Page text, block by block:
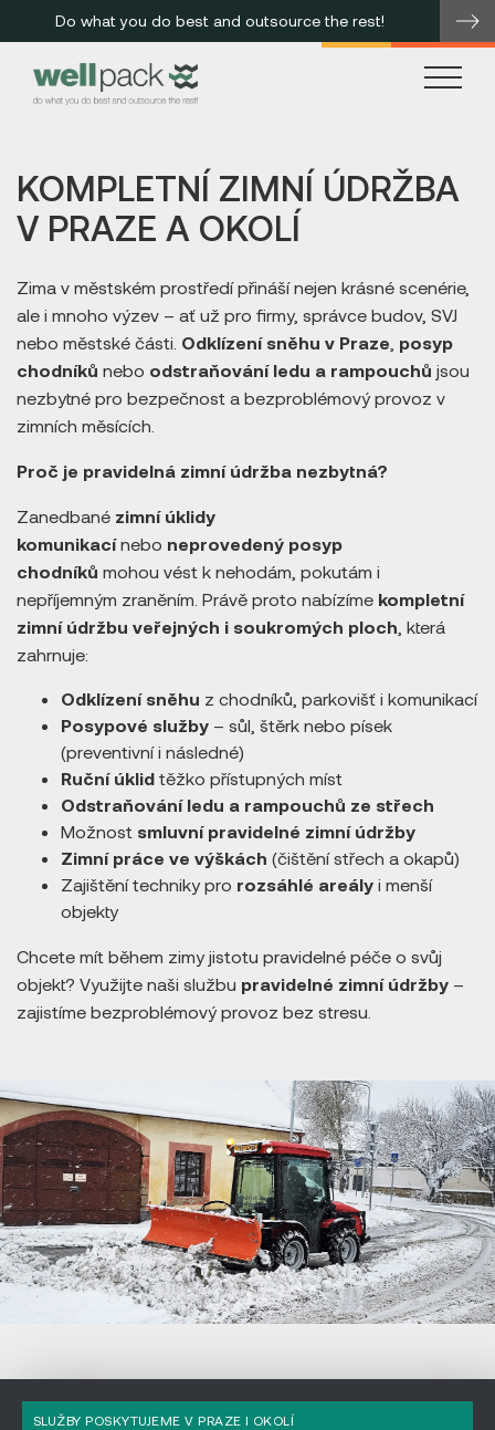
Do what you do best and outsource the rest!
KOMPLETNÍ ZIMNÍ ÚDRŽBA
V PRAZE A OKOLÍ
Zima v městském prostředí přináší nejen krásné scenérie,
ale i mnoho výzev – ať už pro firmy, správce budov, SVJ
nebo městské části. Odklízení sněhu v Praze posyp
chodníků nebo odstraňování ledu a rampouchů jsou
nezbytné pro bezpečnost a bezproblémový provoz v
zimních měsících.
Proč je pravidelná zimní údržba nezbytná?
Zanedbané zimní úklidy
komunikacínebo neprovedený posyp
chodníků mohou vést k nehodám, pokutám i
nepříjemným zraněním. Právě proto nabízíme kompletní
zimní údržbu veřejných i soukromých ploch , která
zahrnuje:
Odklízení sněhu z chodníků, parkovišť i komunikací
Posypové služby – sůl, štěrk nebo písek
(preventivní i následné)
Ruční úklid těžko přístupných míst
Odstraňování ledu a rampouchů ze střech
Možnost smluvní pravidelné zimní údržby
Zimní práce ve výškách (čištění střech a okapů)
Zajištění techniky pro rozsáhlé areály i menší
objekty
Chcete mít během zimy jistotu pravidelné péče o svůj
objekt? Využijte naši službu pravidelné zimní údržby –
zajistíme bezproblémový provoz bez stresu.
SLUŽBY POSKYTUJEME V PRAZE I OKOLÍ